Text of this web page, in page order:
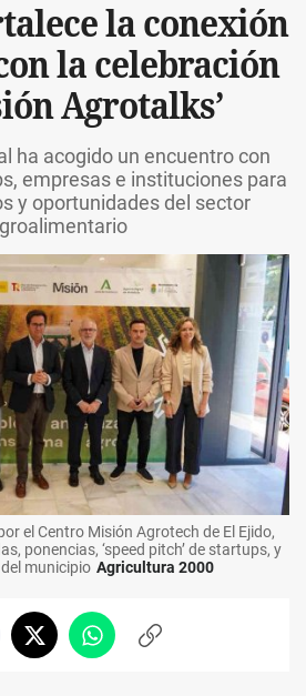
la conexión
la celebración
Agrotalks’
ha acogido un encuentro con
empresas e instituciones para
y oportunidades del sector
el Centro Misión Agrotech de El Ejido,
ponencias, ‘speed pitch’ de startups, y
municipio Agricultura 2000
TwitterWhatsappCopiar